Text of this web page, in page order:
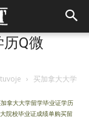
Q微
› 买加拿大大学
拿大大学留学毕业证学历
院校毕业证成绩单购买留